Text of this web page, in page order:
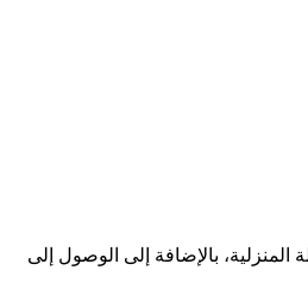
بالإضافة إلى الوصول إلى